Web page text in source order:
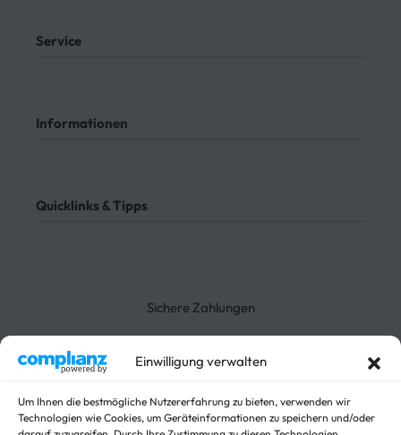
Einwilligung verwalten
Um Ihnen die bestmögliche Nutzererfahrung zu bieten, verwenden wir
Technologien wie Cookies, um Geräteinformationen zu speichern und/oder
Service
Meine Bestellungen
Informationen
Impressum
Quicklinks & Tipps
Arbeitsbühnen Anhänger
Arbeitsmaschinen
Autotrailer
Autotrailer geschlossen
Baumaschinen
Sichere Zahlungen